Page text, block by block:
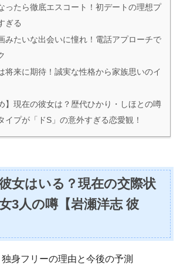
ったら徹底エスコート！初デートの理想プ
ぎる
みたいな出会いに憧れ！電話アプローチで
将来に期待！誠実な性格から家族思いのイ
】現在の彼女は？歴代ひかり・しほとの噂
イプが「ドS」の意外すぎる恋愛観！
女はいる？現在の交際状
3人の噂【岩瀬洋志 彼
身フリーの理由と今後の予測